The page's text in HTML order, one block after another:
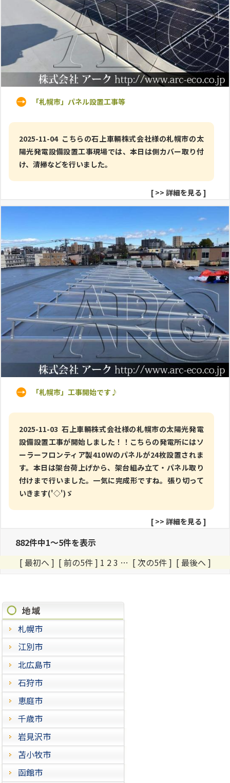
「札幌市」パネル設置工事等
2025-11-04 こちらの石上車輛株式会社様の札幌市の太
陽光発電設備設置工事現場では、本日は側カバー取り付
け、清掃などを行いました。
[ >> 詳細を見る ]
「札幌市」工事開始です♪
2025-11-03 石上車輛株式会社様の札幌市の太陽光発電
設備設置工事が開始しました！！こちらの発電所にはソ
ーラーフロンティア製410Ｗのパネルが24枚設置されま
す。本日は架台荷上げから、架台組み立て・パネル取り
付けまで行いました。一気に完成形ですね。張り切って
いきます('◇')ゞ
[ >> 詳細を見る ]
882件中1～5件を表示
[ 最初へ ] [ 前の5件 ] 1 2 3 … [ 次の5件 ] [ 最後へ ]
札幌市
江別市
北広島市
石狩市
恵庭市
千歳市
岩見沢市
苫小牧市
函館市